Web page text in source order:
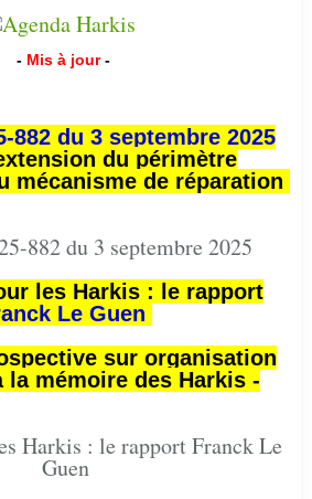
- Mis à jour -
882 du 3 septembre 2025
du périmètre
mécanisme de réparation
882 du 3 septembre 2025
les Harkis : le rapport
Le Guen
sur organisation
la mémoire des Harkis -
Harkis : le rapport Franck Le
Guen